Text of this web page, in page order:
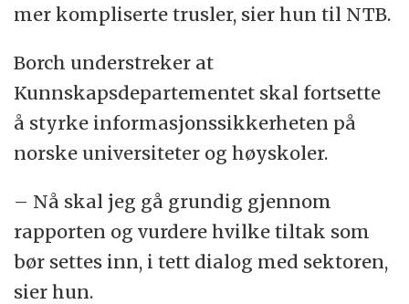
mer kompliserte trusler, sier hun til NTB.
Borch understreker at
Kunnskapsdepartementet skal fortsette
å styrke informasjonssikkerheten på
norske universiteter og høyskoler.
– Nå skal jeg gå grundig gjennom
rapporten og vurdere hvilke tiltak som
bør settes inn, i tett dialog med sektoren,
sier hun.